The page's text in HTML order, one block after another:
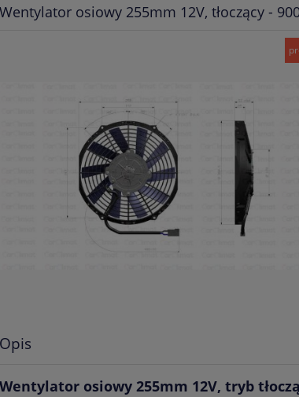
Wentylator osiowy 255mm 12V, tłoczący -
Opis
Wentylator osiowy 255mm 12V, tryb